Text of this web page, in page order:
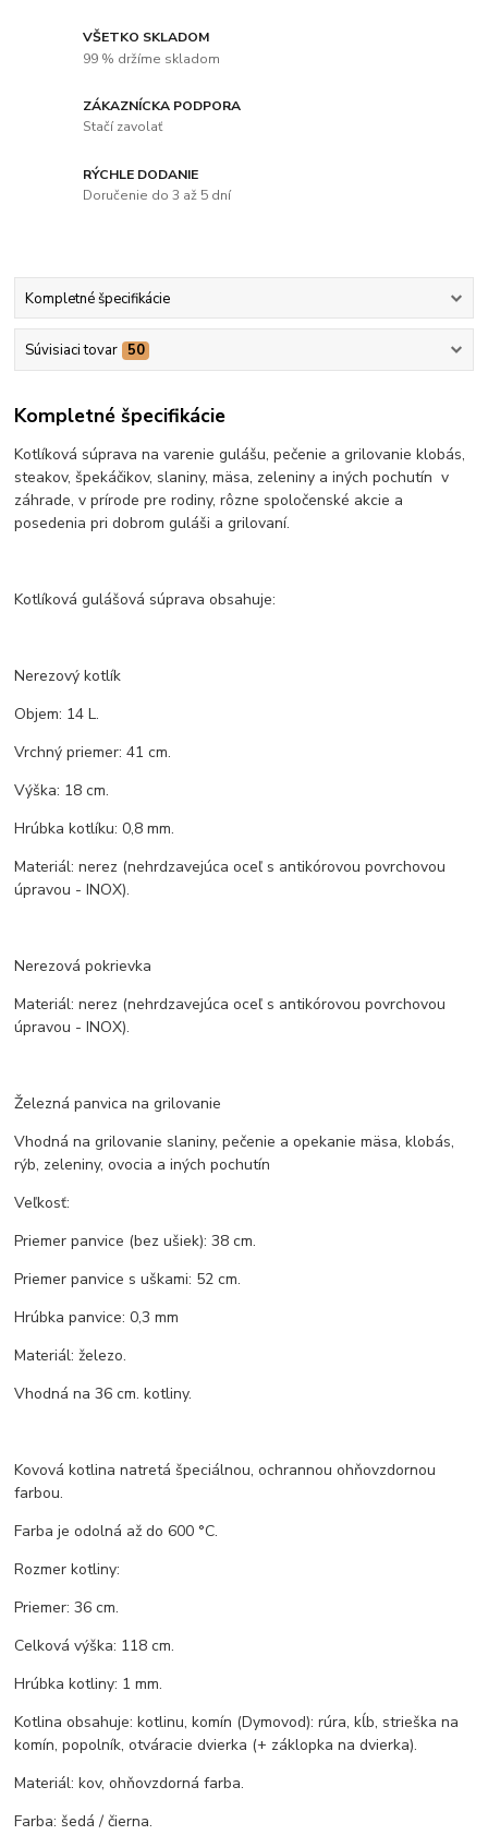
VŠETKO SKLADOM
99 % držíme skladom
ZÁKAZNÍCKA PODPORA
Stačí zavolať
RÝCHLE DODANIE
Doručenie do 3 až 5 dní
Kompletné špecifikácie
Súvisiaci tovar 50
Kompletné špecifikácie
Kotlíková súprava na varenie gulášu, pečenie a grilovanie klobás,
steakov, špekáčikov, slaniny, mäsa, zeleniny a iných pochutín v
záhrade, v prírode pre rodiny, rôzne spoločenské akcie a
posedenia pri dobrom guláši a grilovaní.
Kotlíková gulášová súprava obsahuje:
Nerezový kotlík
Objem: 14 L.
Vrchný priemer: 41 cm.
Výška: 18 cm.
Hrúbka kotlíku: 0,8 mm.
Materiál: nerez (nehrdzavejúca oceľ s antikórovou povrchovou
úpravou - INOX).
Nerezová pokrievka
Materiál: nerez (nehrdzavejúca oceľ s antikórovou povrchovou
úpravou - INOX).
Železná panvica na grilovanie
Vhodná na grilovanie slaniny, pečenie a opekanie mäsa, klobás,
rýb, zeleniny, ovocia a iných pochutín
Veľkosť:
Priemer panvice (bez ušiek): 38 cm.
Priemer panvice s uškami: 52 cm.
Hrúbka panvice: 0,3 mm
Materiál: železo.
Vhodná na 36 cm. kotliny.
Kovová kotlina natretá špeciálnou, ochrannou ohňovzdornou
farbou.
Farba je odolná až do 600 °C.
Rozmer kotliny:
Priemer: 36 cm.
Celková výška: 118 cm.
Hrúbka kotliny: 1 mm.
Kotlina obsahuje: kotlinu, komín (Dymovod): rúra, kĺb, strieška na
komín, popolník, otváracie dvierka (+ záklopka na dvierka).
Materiál: kov, ohňovzdorná farba.
Farba: šedá / čierna.